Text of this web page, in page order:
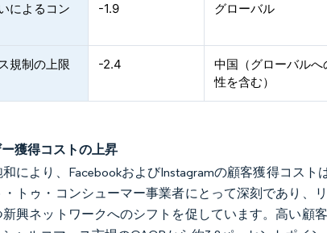
によるコン
-1.9 グローバル
規制の上限 -2.4
中国（グローバル
性を含む）
獲得コストの上昇
により、FacebookおよびInstagramの顧客獲得コスト
トゥ・コンシューマー事業者にとって深刻であり、
興ネットワークへのシフトを促しています。高い顧